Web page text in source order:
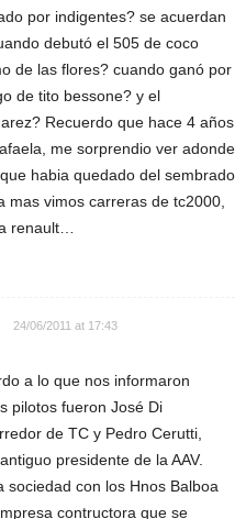
por indigentes? se acuerdan
debutó el 505 de coco
de las flores? cuando ganó por
de tito bessone? y el
Recuerdo que hace 4 años
me sorprendio ver adonde
habia quedado del sembrado
vimos carreras de tc2000,
renault…
24/06/2011 at 17:43
a lo que nos informaron
pilotos fueron José Di
de TC y Pedro Cerutti,
presidente de la AAV.
sociedad con los Hnos Balboa
contructora que se